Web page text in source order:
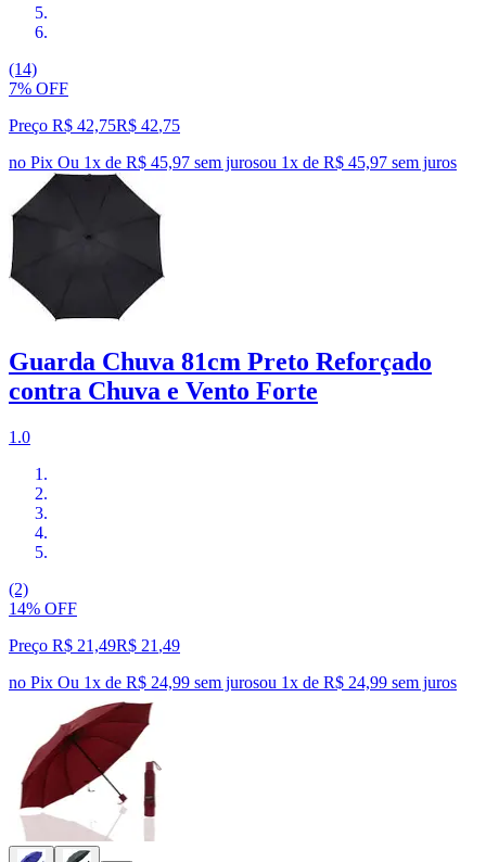
(14)
7% OFF
Preço R$ 42,75R$ 42,75
no Pix Ou 1x de R$ 45,97 sem jurosou 1x de R$ 45,97 sem juros
Guarda Chuva 81cm Preto Reforçado
contra Chuva e Vento Forte
1.0
(2)
14% OFF
Preço R$ 21,49R$ 21 ,49
no Pix Ou 1x de R$ 24,99 sem jurosou 1x de R$ 24,99 sem juros